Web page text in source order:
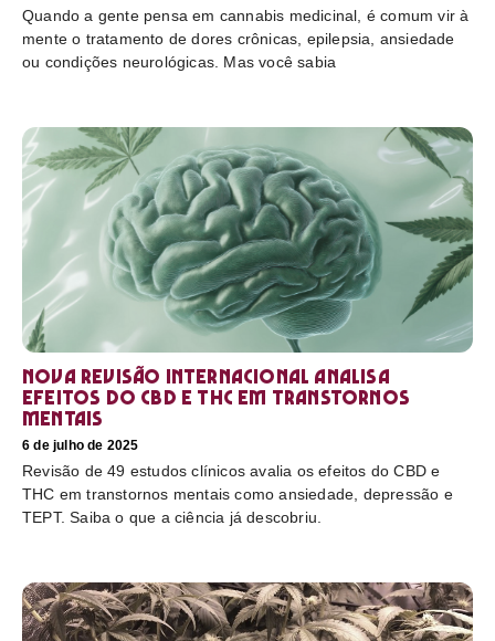
Quando a gente pensa em cannabis medicinal, é comum vir à
mente o tratamento de dores crônicas, epilepsia, ansiedade
ou condições neurológicas. Mas você sabia
Nova revisão internacional analisa
efeitos do CBD e THC em transtornos
mentais
6 de julho de 2025
Revisão de 49 estudos clínicos avalia os efeitos do CBD e
THC em transtornos mentais como ansiedade, depressão e
TEPT. Saiba o que a ciência já descobriu.